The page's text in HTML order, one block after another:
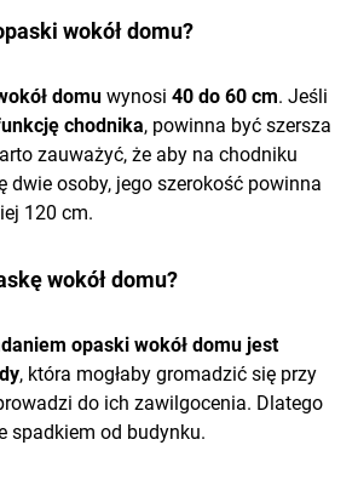
wokół domu?
domu wynosi 40 do 60 cm. Jeśli
chodnika, powinna być szersza
zauważyć, że aby na chodniku
dwie osoby, jego szerokość powinna
120 cm.
wokół domu?
opaski wokół domu jest
, która mogłaby gromadzić się przy
do ich zawilgocenia. Dlatego
spadkiem od budynku.